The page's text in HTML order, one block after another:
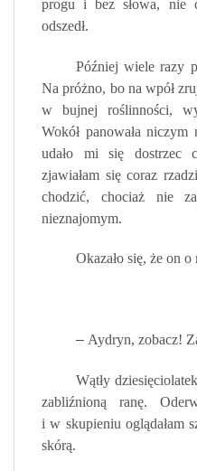
progu i bez słowa, nie
odszedł.
Później wiele razy
Na próżno, bo na wpół
w bujnej roślinności,
Wokół panowała
udało mi się dostrzec
zjawiałam się coraz
chodzić, chociaż nie
nieznajomym.
Okazało się, że on
– Aydryn, zobacz!
Wątły
zabliźnioną ranę.
i w skupieniu oglądałam
skórą.